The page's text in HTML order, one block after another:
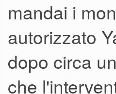
mandai i
autorizzato
dopo circa
che